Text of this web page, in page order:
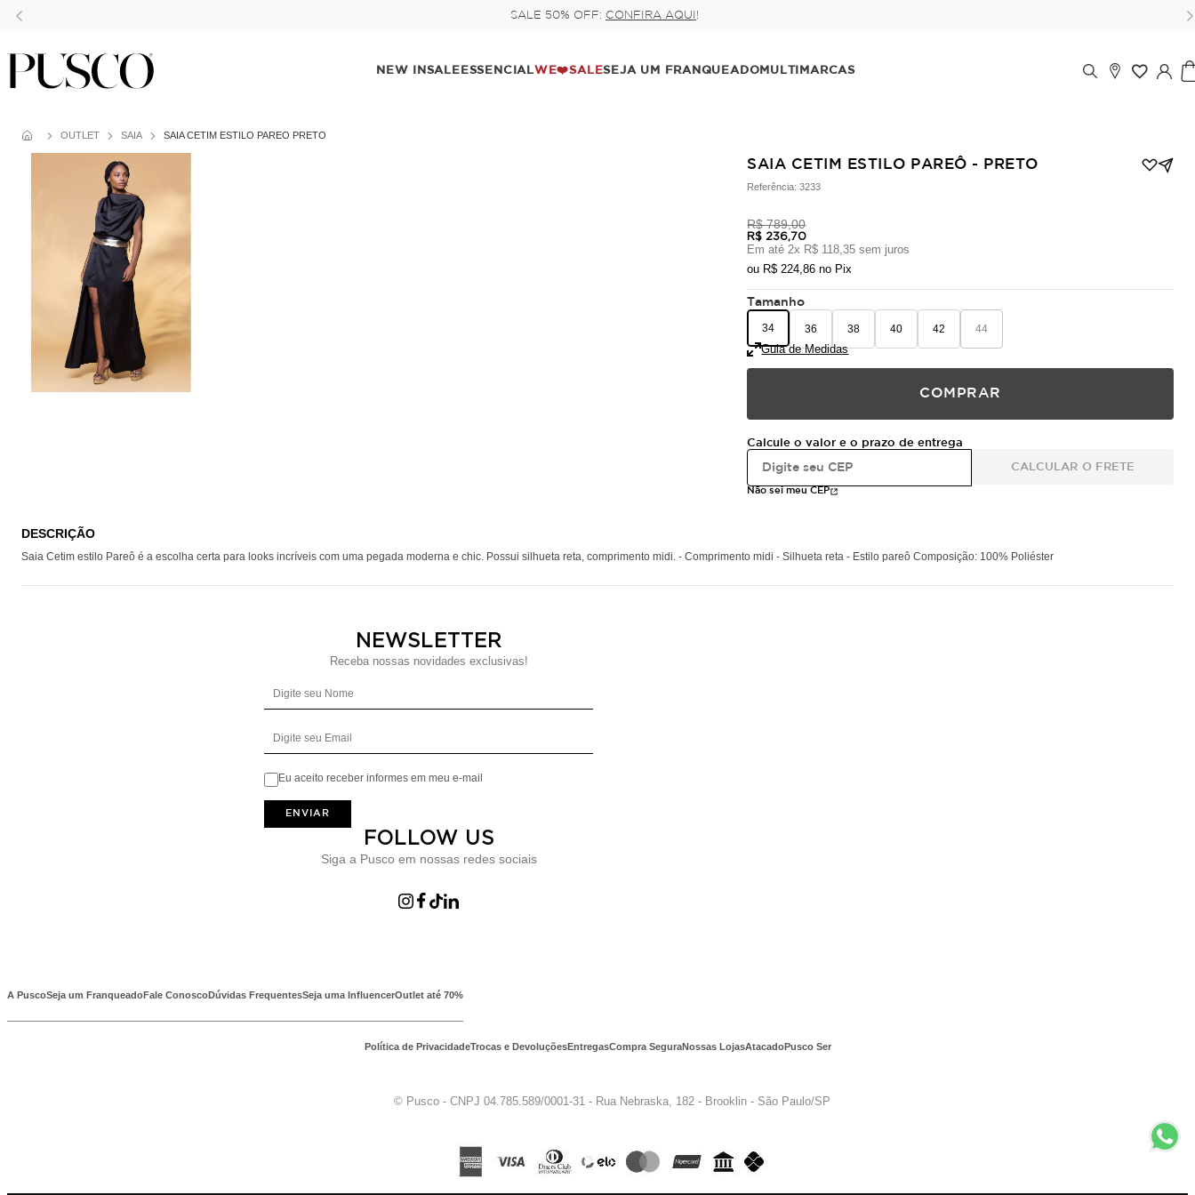
Pague no pix com 5% de desconto, ou parcele no cartão em até 6x (parcela mínima de 100 reais) sem
NEW IN SALE ESSENCIALWE❤️SALESEJA UM FRANQUEADO MULTIMARCAS
OUTLET SAIA SAIA CETIM ESTILO PAREÔ PRETO
SAIA CETIM ESTILO PAREÔ - PRETO
Referência:3233
R$ 789,00
R$ 236,70
Em até2x R$ 118,35 sem juros
ou R$ 224,86 no Pix
Tamanho
34 36 38 40 42 44
Guia de Medidas
COMPRAR
Calcule o valor e o prazo de entrega
CALCULAR O FRETE
Não sei meu CEP
DESCRIÇÃO
Saia Cetim estilo Pareô é a escolha certa para looks incríveis com uma pegada moderna e chic. Possui silhueta reta, comprimento midi. - Comprimento midi - Silhueta reta - Estilo pareô Composição: 100% Poliéster
NEWSLETTER
Receba nossas novidades exclusivas!
Eu aceito receber informes em meu e-mail
ENVIAR
FOLLOW US
Siga a Pusco em nossas redes sociais
A PuscoSeja um FranqueadoFale ConoscoDúvidas FrequentesSeja uma InfluencerOutlet até 70%
Política de PrivacidadeTrocas e DevoluçõesEntregasCompra SeguraNossas LojasAtacadoPusco Ser
© Pusco - CNPJ 04.785.589/0001-31 - Rua Nebraska, 182 - Brooklin - São Paulo/SP